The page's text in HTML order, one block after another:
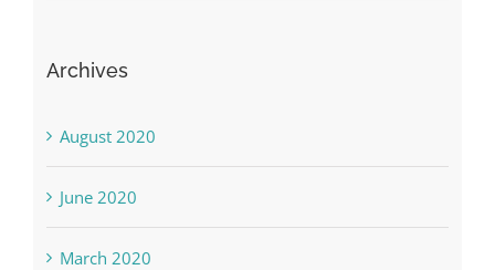
Archives
August 2020
June 2020
March 2020